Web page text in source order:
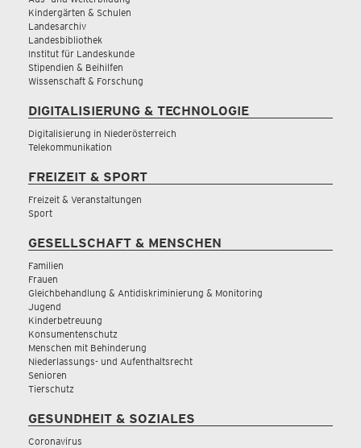
Kindergärten & Schulen
Landesarchiv
Landesbibliothek
Institut für Landeskunde
Stipendien & Beihilfen
Wissenschaft & Forschung
DIGITALISIERUNG & TECHNOLOGIE
Digitalisierung in Niederösterreich
Telekommunikation
FREIZEIT & SPORT
Freizeit & Veranstaltungen
Sport
GESELLSCHAFT & MENSCHEN
Familien
Frauen
Gleichbehandlung & Antidiskriminierung & Monitoring
Jugend
Kinderbetreuung
Konsumentenschutz
Menschen mit Behinderung
Niederlassungs- und Aufenthaltsrecht
Senioren
Tierschutz
GESUNDHEIT & SOZIALES
Coronavirus